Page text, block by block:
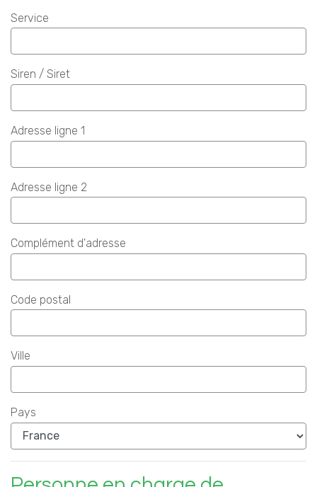
Service
Siren / Siret
Adresse ligne 1
Adresse ligne 2
Complément d'adresse
Code postal
Ville
Pays